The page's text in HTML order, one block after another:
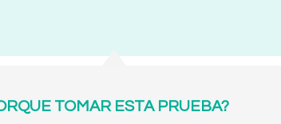
TOMAR ESTA PRUEBA?